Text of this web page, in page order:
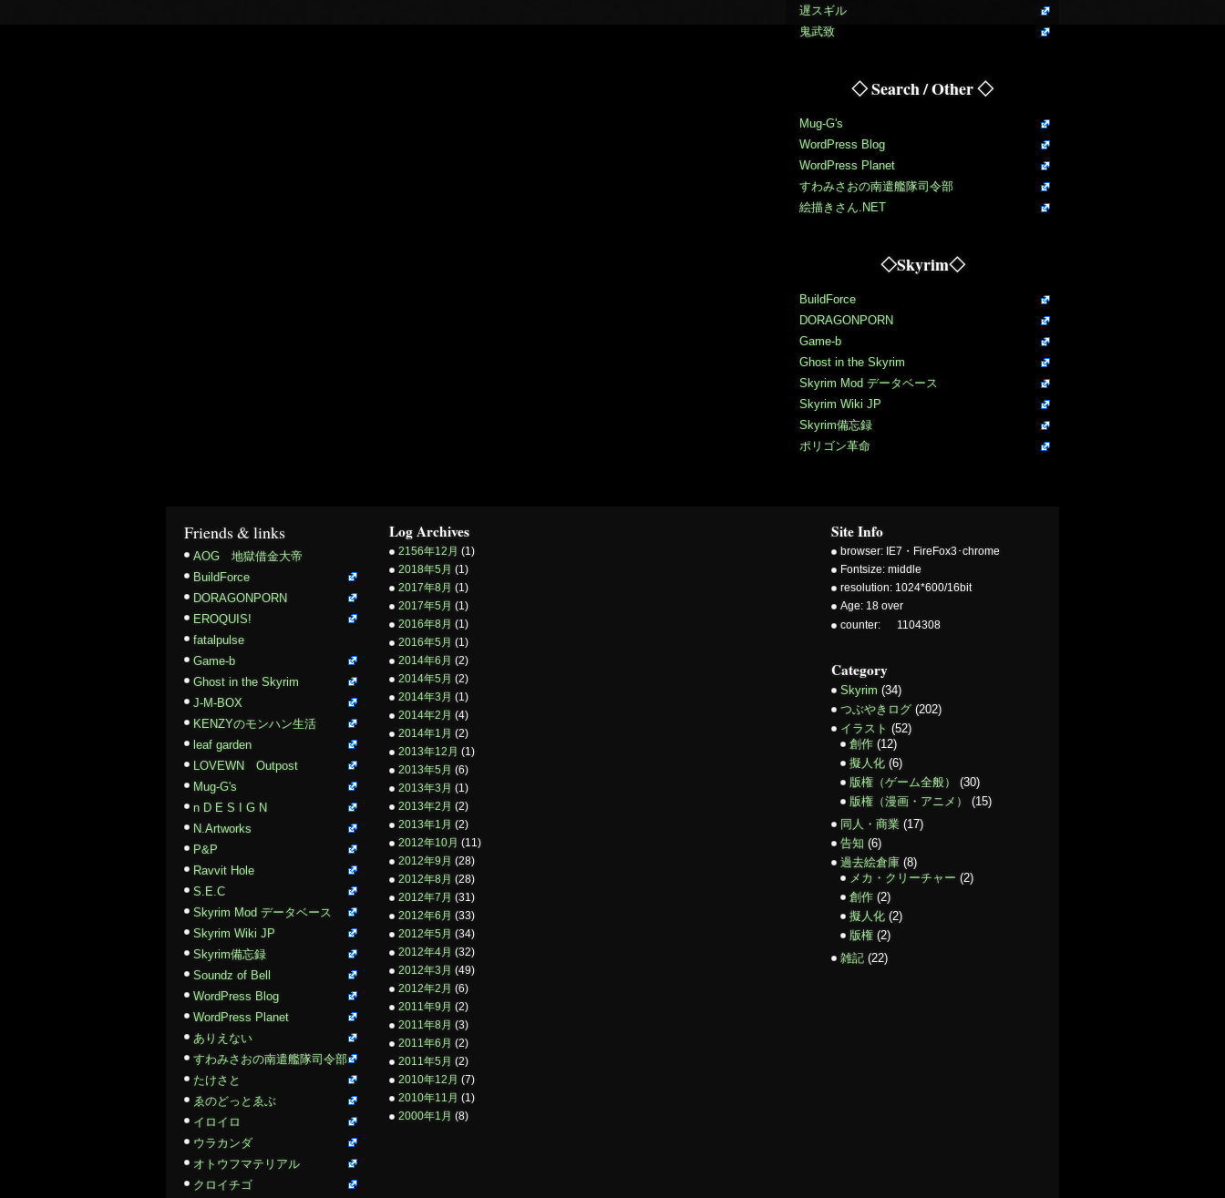
遅スギル
鬼武致
◇ Search / Other ◇
Mug-G's
WordPress Blog
WordPress Planet
すわみさおの南遣艦隊司令部
絵描きさん.NET
◇Skyrim◇
BuildForce
DORAGONPORN
Game-b
Ghost in the Skyrim
Skyrim Mod データベース
Skyrim Wiki JP
Skyrim備忘録
ポリゴン革命
Friends & links
AOG 地獄借金大帝
BuildForce
DORAGONPORN
EROQUIS!
fatalpulse
Game-b
Ghost in the Skyrim
J-M-BOX
KENZYのモンハン生活
leaf garden
LOVEWN Outpost
Mug-G's
n D E S I G N
N.Artworks
P&P
Ravvit Hole
S.E.C
Skyrim Mod データベース
Skyrim Wiki JP
Skyrim備忘録
Soundz of Bell
WordPress Blog
WordPress Planet
ありえない
すわみさおの南遣艦隊司令部
たけさと
ゑのどっとゑぶ
イロイロ
ウラカンダ
オトウフマテリアル
クロイチゴ
Log Archives
2156年12月 (1)
2018年5月 (1)
2017年8月 (1)
2017年5月 (1)
2016年8月 (1)
2016年5月 (1)
2014年6月 (2)
2014年5月 (2)
2014年3月 (1)
2014年2月 (4)
2014年1月 (2)
2013年12月 (1)
2013年5月 (6)
2013年3月 (1)
2013年2月 (2)
2013年1月 (2)
2012年10月 (11)
2012年9月 (28)
2012年8月 (28)
2012年7月 (31)
2012年6月 (33)
2012年5月 (34)
2012年4月 (32)
2012年3月 (49)
2012年2月 (6)
2011年9月 (2)
2011年8月 (3)
2011年6月 (2)
2011年5月 (2)
2010年12月 (7)
2010年11月 (1)
2000年1月 (8)
Site Info
browser: IE7・FireFox3･chrome
Fontsize: middle
resolution: 1024*600/16bit
Age: 18 over
1104308
counter:
Category
Skyrim (34)
つぶやきログ (202)
イラスト (52)
創作 (12)
擬人化 (6)
版権（ゲーム全般）
(30)
版権（漫画・アニメ）
(15)
同人・商業 (17)
告知 (6)
過去絵倉庫 (8)
メカ・クリーチャー (2)
創作 (2)
擬人化 (2)
版権 (2)
雑記 (22)